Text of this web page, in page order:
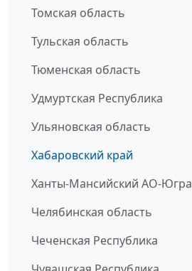
Томская область
Тульская область
Тюменская область
Удмуртская Республика
Ульяновская область
Хабаровский край
Ханты-Мансийский АО-Югра
Челябинская область
Чеченская Республика